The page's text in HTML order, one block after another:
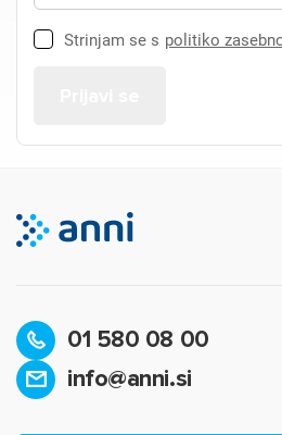
Strinjam se s politiko
01 580 08 00
info@anni.si
Prijava